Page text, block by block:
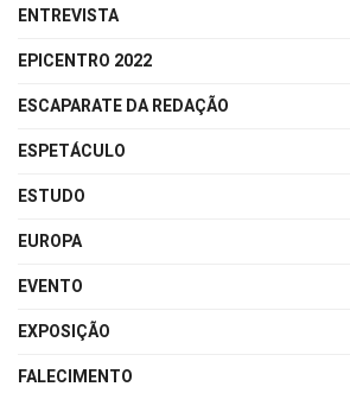
ENTREVISTA
EPICENTRO 2022
ESCAPARATE DA REDAÇÃO
ESPETÁCULO
ESTUDO
EUROPA
EVENTO
EXPOSIÇÃO
FALECIMENTO